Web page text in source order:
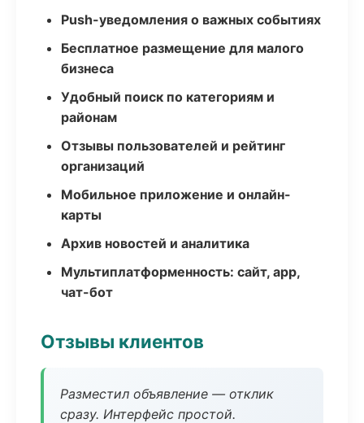
Push-уведомления о важных событиях
Бесплатное размещение для малого
бизнеса
Удобный поиск по категориям и
районам
Отзывы пользователей и рейтинг
организаций
Мобильное приложение и онлайн-
карты
Архив новостей и аналитика
Мультиплатформенность: сайт, app,
чат-бот
Отзывы клиентов
Разместил объявление — отклик
сразу. Интерфейс простой.